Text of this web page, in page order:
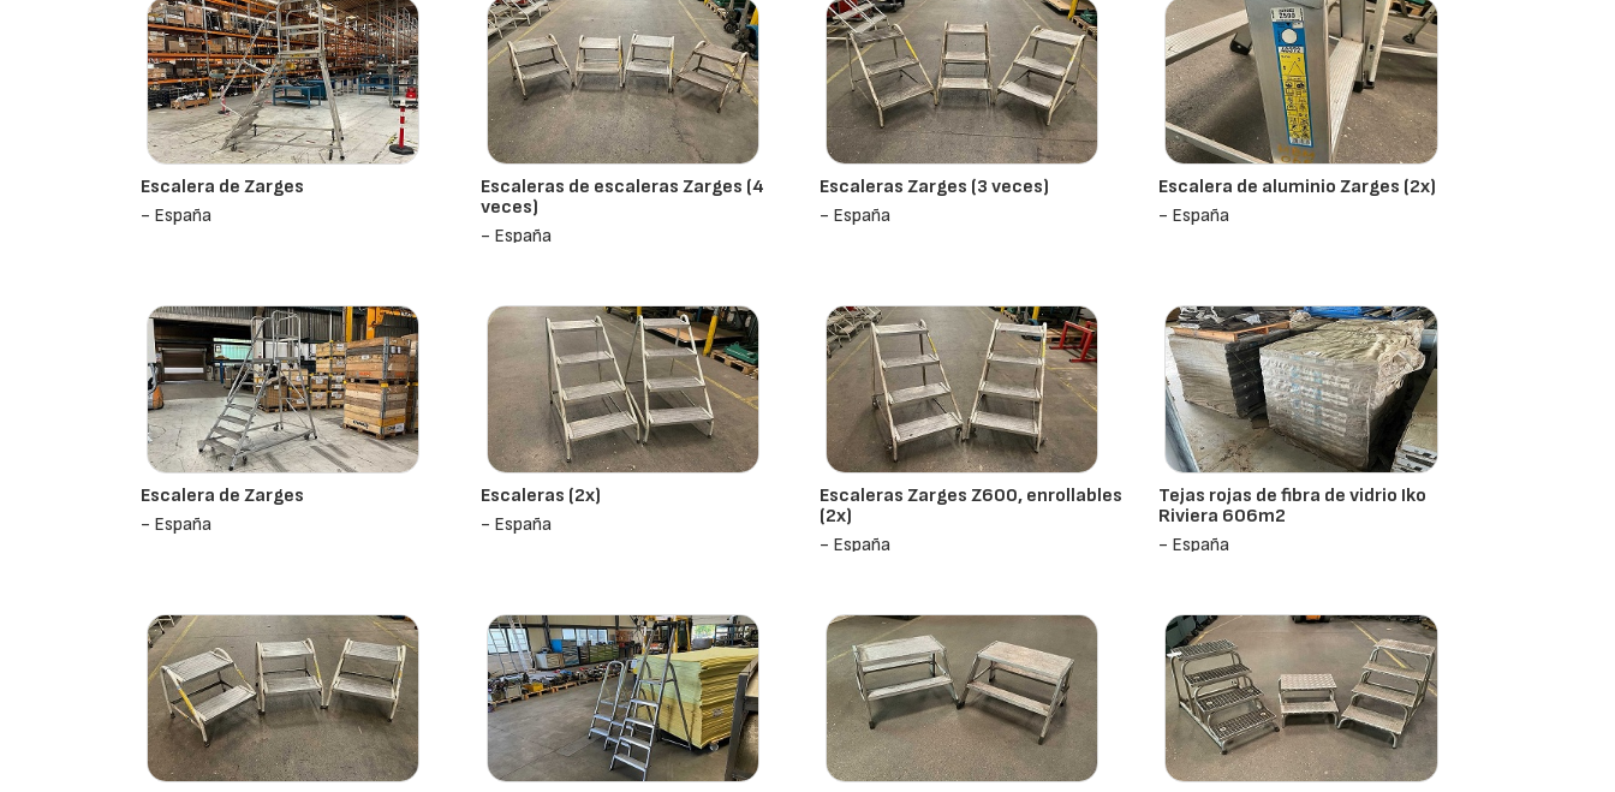
Escalera de Zarges
- España
Escaleras de escaleras Zarges (4
veces)
- España
Escaleras Zarges (3 veces)
- España
Escalera de aluminio Zarges (2x)
- España
Escalera de Zarges
- España
Escaleras (2x)
- España
Escaleras Zarges Z600, enrollables
(2x)
- España
Tejas rojas de fibra de vidrio Iko
Riviera 606m2
- España